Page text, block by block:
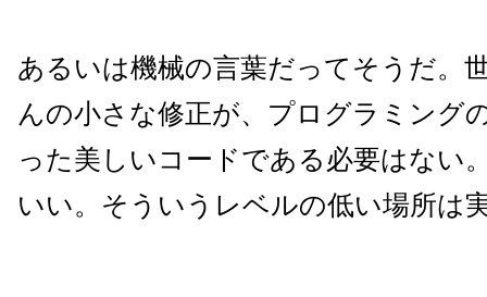
あるいは機械の言葉だってそうだ。
んの小さな修正が、プログラミング
った美しいコードである必要はない
いい。そういうレベルの低い場所は